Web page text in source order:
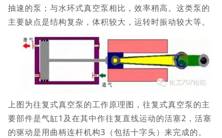
抽速的泵；与水环式真空泵相比，效率稍高。这类泵的
主要缺点是结构复杂，体积较大，运转时振动较大等。
上图为往复式真空泵的工作原理图，往复式真空泵的主
要部件是气缸1及在其中作往复直线运动的活塞2，活塞
的驱动是用曲柄连杆机构3（包括十字头）来完成的。